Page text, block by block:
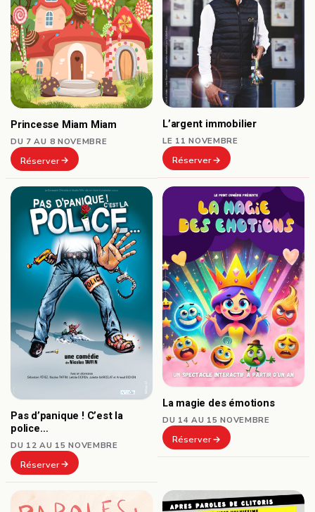
Princesse Miam Miam
DU 7 AU 8 NOVEMBRE
Réserver
L’argent immobilier
LE 11 NOVEMBRE
Réserver
Pas d’panique ! C’est la
police…
DU 12 AU 15 NOVEMBRE
Réserver
La magie des émotions
DU 14 AU 15 NOVEMBRE
Réserver